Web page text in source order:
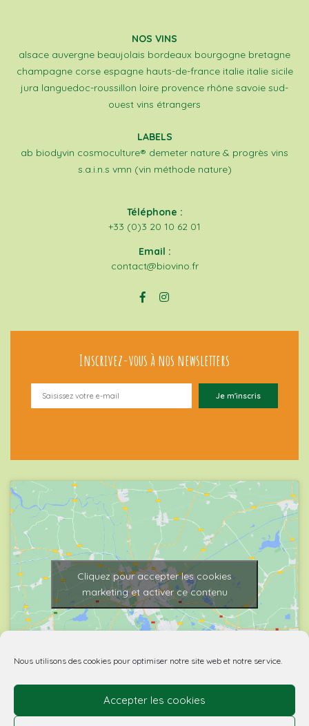
Nous utilisons des cookies pour optimiser notre site web et notre service.
Accepter les cookies
NOS VINS
alsace auvergne beaujolais bordeaux bourgogne bretagne
champagne corse espagne hauts-de-france italie italie sicile
jura languedoc-roussillon loire provence rhône savoie sud-
ouest vins étrangers
LABELS
ab biodyvin cosmoculture® demeter nature & progrès vins
s.a.i.n.s vmn (vin méthode nature)
Téléphone :
+33 (0)3 20 10 62 01
Email :
contact@biovino.fr
Inscrivez-vous à nos newsletters
Cliquez pour accepter les cookies
marketing et activer ce contenu
© 2026 Biovino | made with by Agence Spritz.